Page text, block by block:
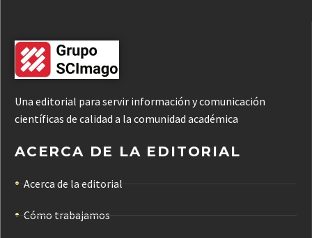
Una editorial para servir información y comunicación
científicas de calidad a la comunidad académica
ACERCA DE LA EDITORIAL
Acerca de la editorial
Cómo trabajamos